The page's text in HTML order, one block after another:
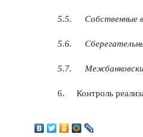
5.5. Собственные
5.6.
5.7.
6. Контроль